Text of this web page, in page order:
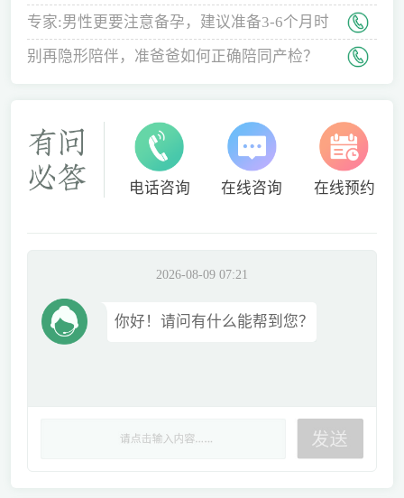
专家:男性更要注意备孕，建议准备3-6个月时
间
别再隐形陪伴，准爸爸如何正确陪同产检？
电话咨询 在线咨询 在线预约
2026-08-09 07:21
你好！请问有什么能帮到您？